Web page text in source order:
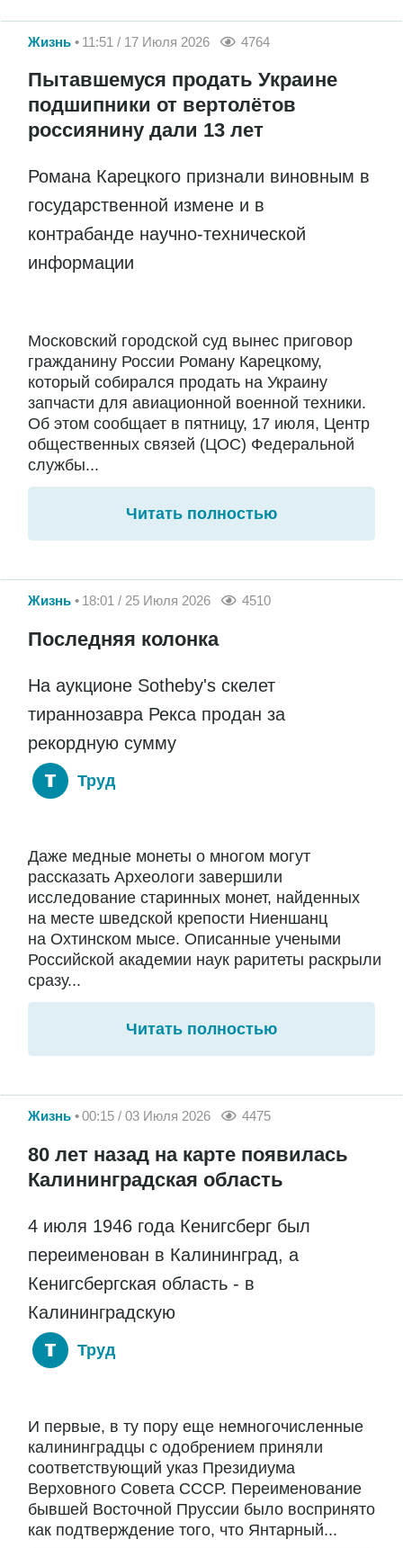
Жизнь 11:51 / 17 Июля 2026 4764
Пытавшемуся продать Украине
подшипники от вертолётов
россиянину дали 13 лет
Романа Карецкого признали виновным в
государственной измене и в
контрабанде научно-технической
информации
Московский городской суд вынес приговор
гражданину России Роману Карецкому,
который собирался продать на Украину
запчасти для авиационной военной техники.
Об этом сообщает в пятницу, 17 июля, Центр
общественных связей (ЦОС) Федеральной
службы...
Читать полностью
Жизнь 18:01 / 25 Июля 2026 4510
Последняя колонка
На аукционе Sotheby's скелет
тираннозавра Рекса продан за
рекордную сумму
Труд
Даже медные монеты о многом могут
рассказать Археологи завершили
исследование старинных монет, найденных
на месте шведской крепости Ниеншанц
на Охтинском мысе. Описанные учеными
Российской академии наук раритеты раскрыли
сразу...
Читать полностью
Жизнь 00:15 / 03 Июля 2026 4475
80 лет назад на карте появилась
Калининградская область
4 июля 1946 года Кенигсберг был
переименован в Калининград, а
Кенигсбергская область - в
Калининградскую
Труд
И первые, в ту пору еще немногочисленные
калининградцы с одобрением приняли
соответствующий указ Президиума
Верховного Совета СССР. Переименование
бывшей Восточной Пруссии было воспринято
как подтверждение того, что Янтарный...